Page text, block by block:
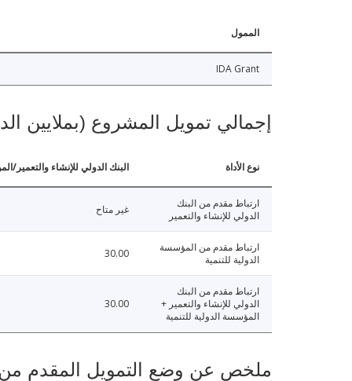
الممول
IDA Grant
إجمالي تمويل المشروع (بملايين
نوع الأداة البنك الدولي للإنشاء والتعمير/
ارتباط مقدم من البنك
الدولي للإنشاء والتعمير
غير متاح
ارتباط مقدم من المؤسسة
الدولية للتنمية
30.00
ارتباط مقدم من البنك
الدولي للإنشاء والتعمير +
المؤسسة الدولية للتنمية
30.00
ملخص عن وضع التمويل المقدم من البنك